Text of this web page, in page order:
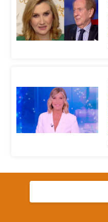
Ricerca